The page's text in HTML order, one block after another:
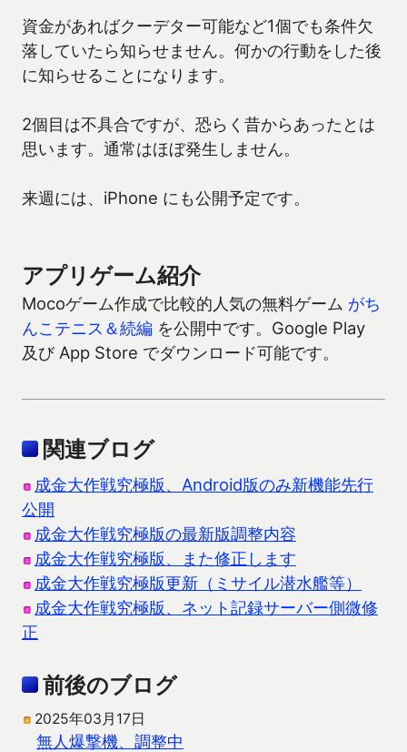
資金があればクーデター可能など1個でも条件欠
落していたら知らせません。何かの行動をした後
に知らせることになります。
2個目は不具合ですが、恐らく昔からあったとは
思います。通常はほぼ発生しません。
来週には、iPhone にも公開予定です。
アプリゲーム紹介
Mocoゲーム作成で比較的人気の無料ゲーム がち
んこテニス＆続編 を公開中です。Google Play
及び App Store でダウンロード可能です。
関連ブログ
成金大作戦究極版、Android版のみ新機能先行
公開
成金大作戦究極版の最新版調整内容
成金大作戦究極版、また修正します
成金大作戦究極版更新（ミサイル潜水艦等）
成金大作戦究極版、ネット記録サーバー側微修
正
前後のブログ
2025年03月17日
無人爆撃機、調整中